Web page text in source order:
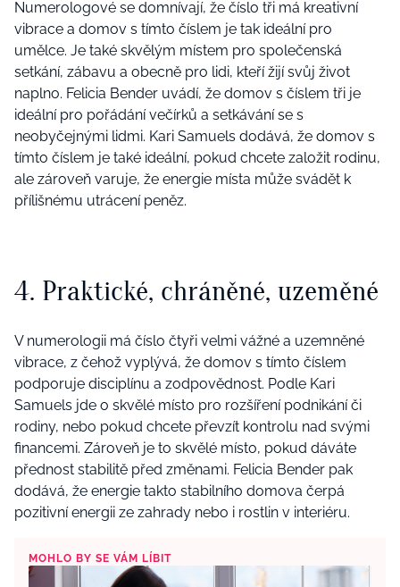
Numerologové se domnívají, že číslo tři má kreativní
vibrace a domov s tímto číslem je tak ideální pro
umělce. Je také skvělým místem pro společenská
setkání, zábavu a obecně pro lidi, kteří žijí svůj život
naplno. Felicia Bender uvádí, že domov s číslem tři je
ideální pro pořádání večírků a setkávání se s
neobyčejnými lidmi. Kari Samuels dodává, že domov s
tímto číslem je také ideální, pokud chcete založit rodinu,
ale zároveň varuje, že energie místa může svádět k
přílišnému utrácení peněz.
4. Praktické, chráněné, uzeměné
V numerologii má číslo čtyři velmi vážné a uzemněné
vibrace, z čehož vyplývá, že domov s tímto číslem
podporuje disciplínu a zodpovědnost. Podle Kari
Samuels jde o skvělé místo pro rozšíření podnikání či
rodiny, nebo pokud chcete převzít kontrolu nad svými
financemi. Zároveň je to skvělé místo, pokud dáváte
přednost stabilitě před změnami. Felicia Bender pak
dodává, že energie takto stabilního domova čerpá
pozitivní energii ze zahrady nebo i rostlin v interiéru.
MOHLO BY SE VÁM LÍBIT